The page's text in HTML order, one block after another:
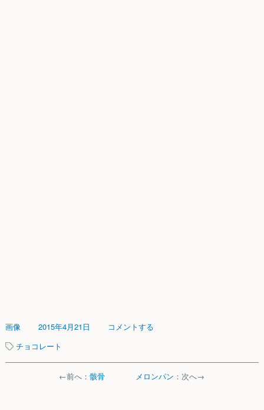
画像 2015年4月21日
コメントする
チョコレート
←前へ：骸骨 メロンパン ：次へ→